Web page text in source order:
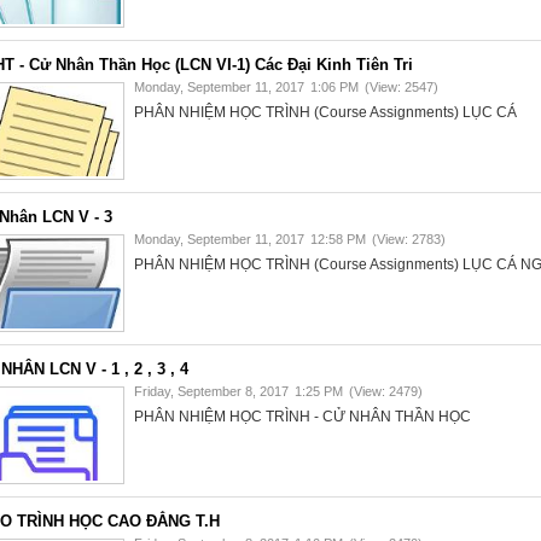
- Cử Nhân Thần Học (LCN VI-1) Các Đại Kinh Tiên Tri
Monday, September 11, 2017 1:06 PM (View: 2547)
PHÂN NHIỆM HỌC TRÌNH (Course Assignments) LỤC CÁ
LCN V - 3
Monday, September 11, 2017 12:58 PM (View: 2783)
PHÂN NHIỆM HỌC TRÌNH (Course Assignments) LỤC CÁ
LCN V - 1 , 2 , 3 , 4
Friday, September 8, 2017 1:25 PM (View: 2479)
PHÂN NHIỆM HỌC TRÌNH - CỬ NHÂN THẦN HỌC
TRÌNH HỌC CAO ĐẲNG T.H